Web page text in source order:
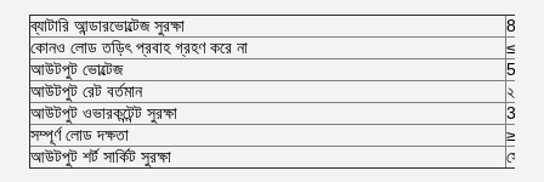
ব্যাটারি আন্ডারভোল্টেজ সুরক্ষা
8.8
কোনও লোড তড়িৎ প্রবাহ গ্রহণ করে না
আউটপুট ভোল্টেজ
5 ভি
আউটপুট রেট বর্তমান
২.৪
আউটপুট ওভারকন্টেন্ট সুরক্ষা
3 এ
সম্পূর্ণ লোড দক্ষতা
আউটপুট শর্ট সার্কিট সুরক্ষা
সেখানে